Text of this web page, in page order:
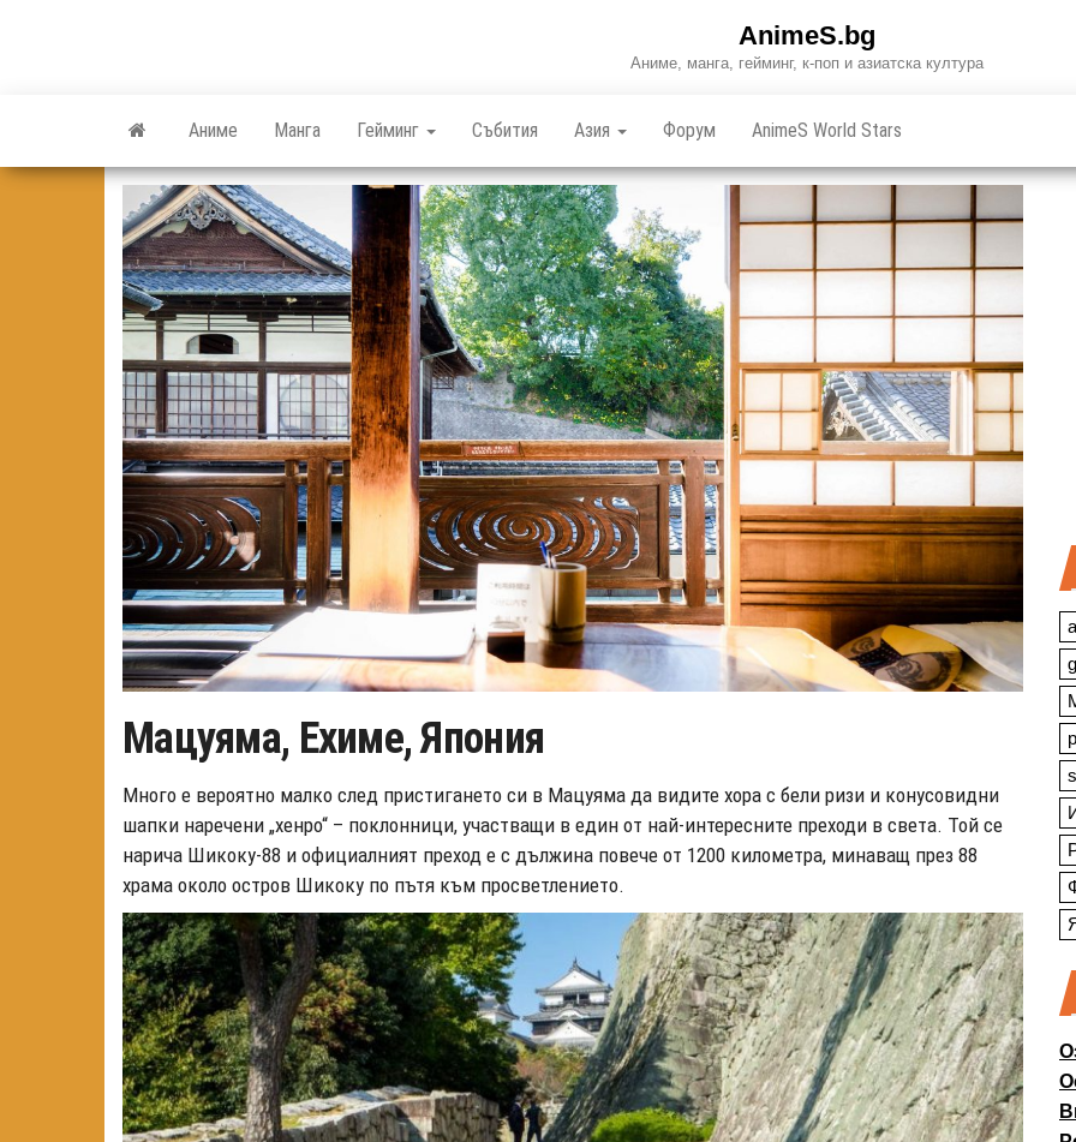
AnimeS.bg
Аниме, манга, гейминг, к-поп и азиатска култура
Аниме Манга Гейминг Събития Азия Форум AnimeS World Stars
Мацуяма, Ехиме, Япония
Много е вероятно малко след пристигането си в Мацуяма да видите хора с бели ризи и конусовидни
шапки наречени „хенро“ – поклонници, участващи в един от най-интересните преходи в света. Той се
нарича Шикоку-88 и официалният преход е с дължина повече от 1200 километра, минаващ през 88
храма около остров Шикоку по пътя към просветлението.